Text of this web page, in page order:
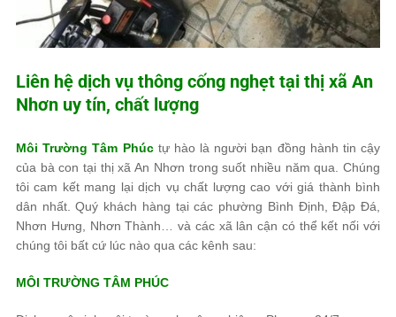
Liên hệ dịch vụ thông cống nghẹt tại thị xã An
Nhơn uy tín, chất lượng
Môi Trường Tâm Phúctự hào là người bạn đồng hành tin cậy
của bà con tại thị xã An Nhơn trong suốt nhiều năm qua. Chúng
tôi cam kết mang lại dịch vụ chất lượng cao với giá thành bình
dân nhất. Quý khách hàng tại các phường Bình Định, Đập Đá,
Nhơn Hưng, Nhơn Thành… và các xã lân cận có thể kết nối với
chúng tôi bất cứ lúc nào qua các kênh sau:
MÔI TRƯỜNG TÂM PHÚC